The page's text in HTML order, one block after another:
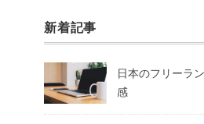
新着記事
日本のフリーラ
感